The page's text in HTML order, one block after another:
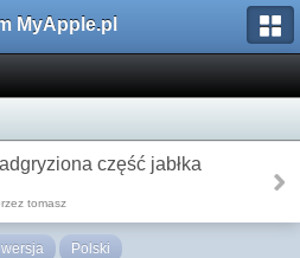
MyApple.pl
część jabłka
tomasz
wersja Polski